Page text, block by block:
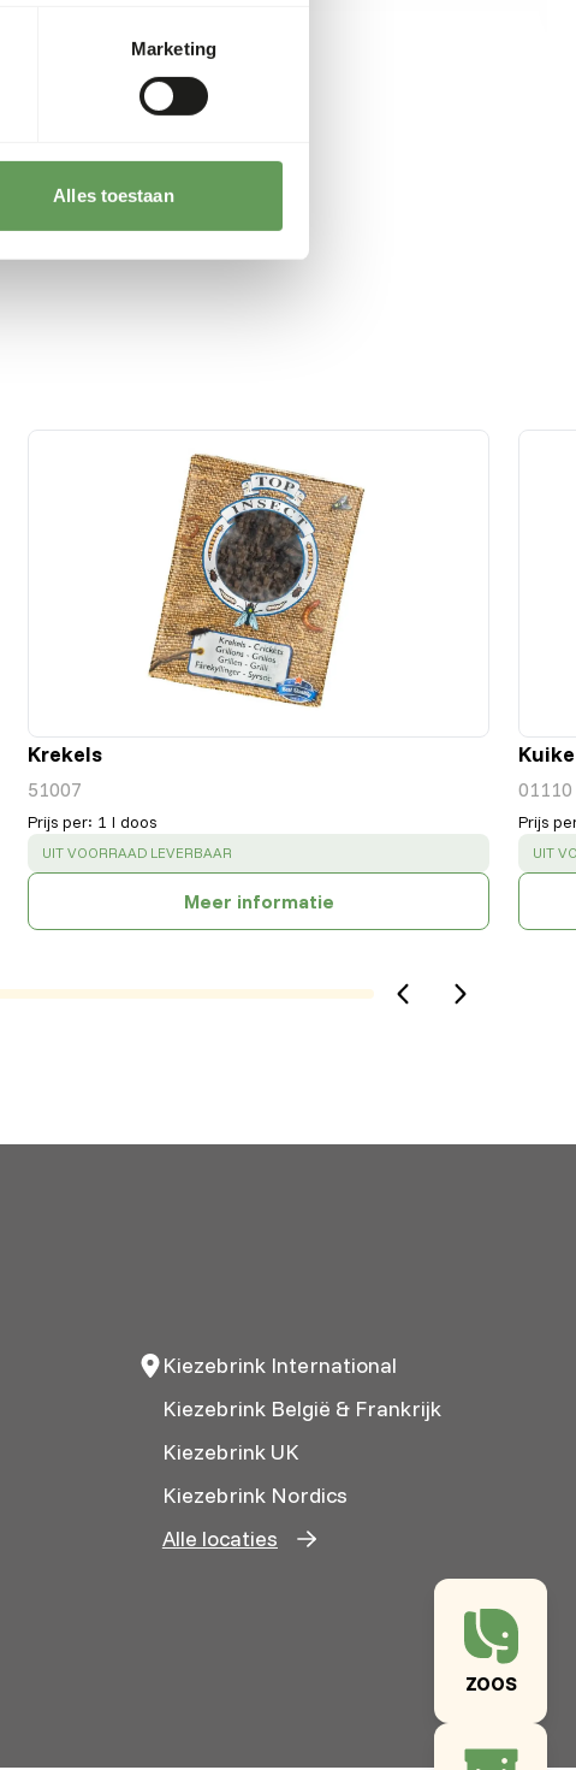
Marketing
Alles toestaan
ZOOS
Krekels
51007
Prijs per: 1 l doos
SUCCESS:
UIT VOORRAAD LEVERBAAR
Meer informatie
01110
Prijs
UIT
Kiezebrink International
Kiezebrink België & Frankrijk
Kiezebrink UK
Kiezebrink Nordics
Alle locaties